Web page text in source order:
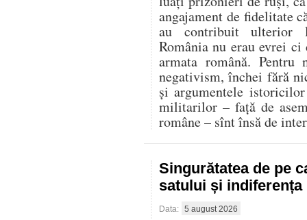
angajament de fidelitate
au contribuit ulterior
România nu erau evrei
armata română.
negativism, închei fără
și argumentele
militarilor – față de
române – sînt însă de
Singurătatea de pe
satului și
Data: 5 august 2026